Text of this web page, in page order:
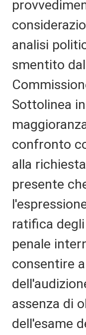
analisi
smentito
Sottolinea
confronto
alla
presente
ratifica
penale
consentire
assenza di
dell'esame